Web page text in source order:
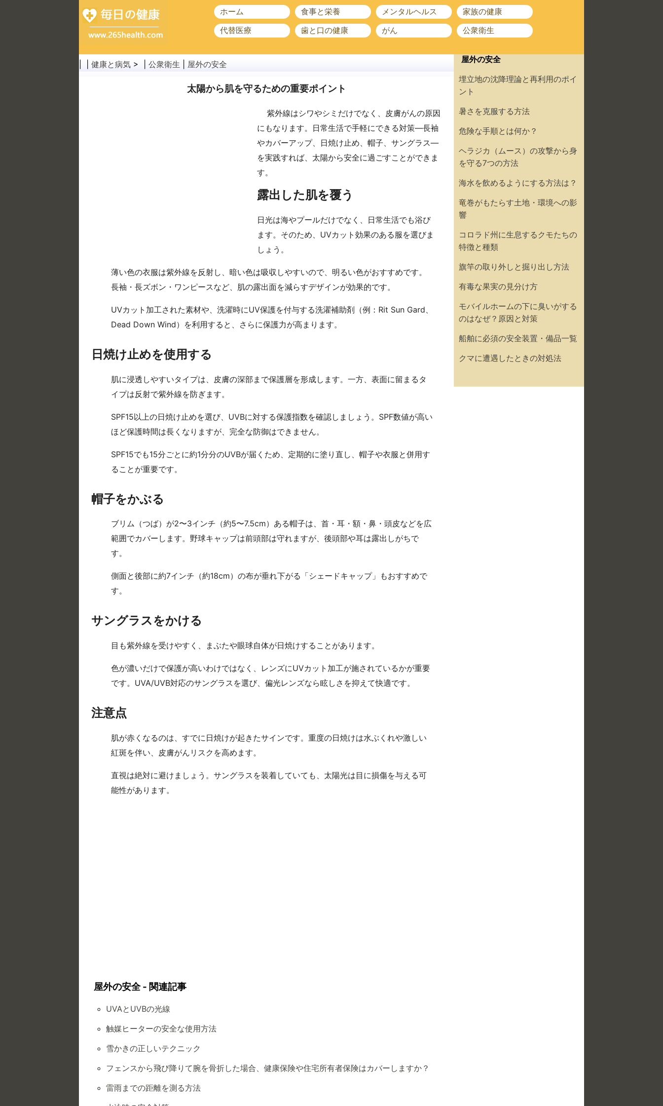
ホーム 食事と栄養 メンタルヘルス
家族の健康
代替医療
歯と口の健康 がん 公衆衛生
健康と病気 > | 公衆衛生 屋外の安全
太陽から肌を守るための重要ポイント
紫外線はシワやシミだけでなく、皮膚がんの原因
にもなります。日常生活で手軽にできる対策—長袖
やカバーアップ、日焼け止め、帽子、サングラス—
を実践すれば、太陽から安全に過ごすことができま
す。
露出した肌を覆う
日光は海やプールだけでなく、日常生活でも浴び
ます。そのため、UVカット効果のある服を選びま
しょう。
薄い色の衣服は紫外線を反射し、暗い色は吸収しやすいので、明るい色がおすすめです。
長袖・長ズボン・ワンピースなど、肌の露出面を減らすデザインが効果的です。
UVカット加工された素材や、洗濯時にUV保護を付与する洗濯補助剤（例：Rit Sun Gard、
Dead Down Wind）を利用すると、さらに保護力が高まります。
日焼け止めを使用する
肌に浸透しやすいタイプは、皮膚の深部まで保護層を形成します。一方、表面に留まるタ
イプは反射で紫外線を防ぎます。
SPF15以上の日焼け止めを選び、UVBに対する保護指数を確認しましょう。SPF数値が高い
ほど保護時間は長くなりますが、完全な防御はできません。
SPF15でも15分ごとに約1分分のUVBが届くため、定期的に塗り直し、帽子や衣服と併用す
ることが重要です。
帽子をかぶる
ブリム（つば）が2〜3インチ（約5〜7.5cm）ある帽子は、首・耳・額・鼻・頭皮などを広
範囲でカバーします。野球キャップは前頭部は守れますが、後頭部や耳は露出しがちで
す。
側面と後部に約7インチ（約18cm）の布が垂れ下がる「シェードキャップ」もおすすめで
す。
サングラスをかける
目も紫外線を受けやすく、まぶたや眼球自体が日焼けすることがあります。
色が濃いだけで保護が高いわけではなく、レンズにUVカット加工が施されているかが重要
です。UVA/UVB対応のサングラスを選び、偏光レンズなら眩しさを抑えて快適です。
注意点
肌が赤くなるのは、すでに日焼けが起きたサインです。重度の日焼けは水ぶくれや激しい
紅斑を伴い、皮膚がんリスクを高めます。
直視は絶対に避けましょう。サングラスを装着していても、太陽光は目に損傷を与える可
能性があります。
屋外の安全 - 関連記事
UVAとUVBの光線
触媒ヒーターの安全な使用方法
雪かきの正しいテクニック
フェンスから飛び降りて腕を骨折した場合、健康保険や住宅所有者保険はカバーしますか？
雷雨までの距離を測る方法
屋外の安全
埋立地の沈降理論と再利用のポイ
ント
暑さを克服する方法
危険な手順とは何か？
ヘラジカ（ムース）の攻撃から身
を守る7つの方法
海水を飲めるようにする方法は？
竜巻がもたらす土地・環境への影
響
コロラド州に生息するクモたちの
特徴と種類
旗竿の取り外しと掘り出し方法
有毒な果実の見分け方
モバイルホームの下に臭いがする
のはなぜ？原因と対策
船舶に必須の安全装置・備品一覧
クマに遭遇したときの対処法